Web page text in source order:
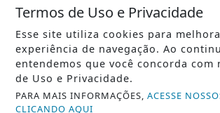
TERMOS DE USO E PRIVACIDADE
Termos de Uso e Privacidade
Esse site utiliza cookies para
experiência de navegação. Ao
entendemos que você concorda com
de Uso e Privacidade.
PARA MAIS INFORMAÇÕES,ACESSE
CLICANDO AQUI